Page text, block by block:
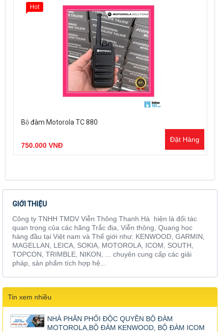
Bộ đàm Motorola TC 880
750.000 VNĐ
Đặt Hàng
Hot
GIỚI THIỆU
Công ty TNHH TMDV Viễn Thông Thanh Hà hiện là đối tác
quan trọng của các hãng Trắc địa, Viễn thông, Quang học
hàng đầu tại Việt nam và Thế giới như: KENWOOD, GARMIN,
MAGELLAN, LEICA, SOKIA, MOTOROLA, ICOM, SOUTH,
TOPCON, TRIMBLE, NIKON, ... chuyên cung cấp các giải
pháp, sản phẩm tích hợp hệ...
Tin xem nhiều
NHÀ PHÂN PHỐI ĐỘC QUYỀN BỘ ĐÀM
MOTOROLA,BỘ ĐÀM KENWOOD, BỘ ĐÀM ICOM